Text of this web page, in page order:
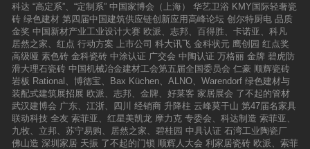
科达 “高定系”、“定制系” 中国家博会（上海） 华艺卫浴 KMY国际轻奢瓷
砖 绿色建材 第四届中国建筑供应链创新应用高峰论坛 创尔特厨电 品质
金奖 中国新材产业工业设计大赛 欧派、志邦、百得胜、卡诺亚、科凡
居然之家、红点 行动方案 上市公司 科大讯飞 金科状元 鹰创园 红点奖
高级哑 素色砖 金科瓷砖 中涂认证 广交会 中陶认证 万格丽 金牌 碧虎防
滑大理石瓷砖 中国机械冶金建材工会第五届全国委员会 仁豪 顺辉瓷砖
岩板 Rational、博德宝、Bax Küchen、ALNO、Warendorf 绿色建材与
装配式建筑展招展 欧派、志邦、金牌、好莱客 家居展会 了不起的管材
武汉建博会 广东、江浙、四川 经销商 升降柱 云峰莫干山 第47届名家具
联动科技 全友 索菲亚、红星美凯龙 摩力克 专委会、科达制造 索菲亚、
九牧、立邦、苏宁易购、居然之家、碧桂园 中具认证 石湾工业陶瓷厂
佛山造 深圳家居 天振 了不起的门锁 顺辉人大会 利家居瓷砖 欧派、索菲